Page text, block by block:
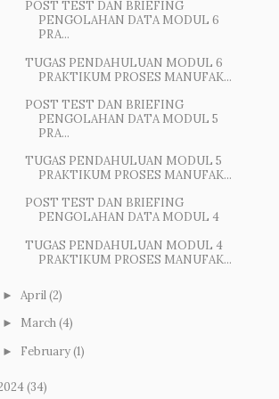
POST TEST DAN BRIEFING
PENGOLAHAN DATA MODUL 6
PRA...
TUGAS PENDAHULUAN MODUL 6
PRAKTIKUM PROSES MANUFAK...
POST TEST DAN BRIEFING
PENGOLAHAN DATA MODUL 5
PRA...
TUGAS PENDAHULUAN MODUL 5
PRAKTIKUM PROSES MANUFAK...
POST TEST DAN BRIEFING
PENGOLAHAN DATA MODUL 4
TUGAS PENDAHULUAN MODUL 4
PRAKTIKUM PROSES MANUFAK...
► April (2)
► March (4)
► February (1)
(34)